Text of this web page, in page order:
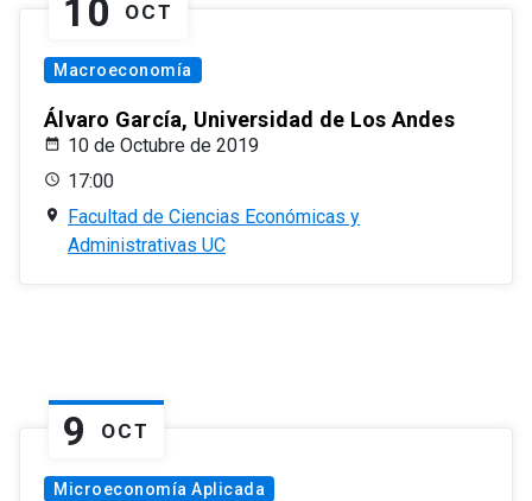
10 OCT
Macroeconomía
Álvaro García, Universidad de Los Andes
10 de Octubre de 2019
17:00
Facultad de Ciencias Económicas y
Administrativas UC
9 OCT
Microeconomía Aplicada